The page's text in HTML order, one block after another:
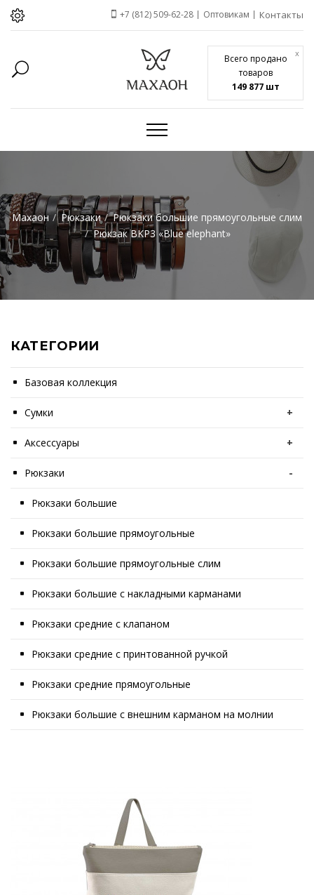
Всего продано
товаров
149 877 шт
x
+7 (812) 509-62-28 Оптовикам Контакты
Махаон Рюкзаки
Рюкзаки большие прямоугольные слим
Рюкзак BKP3 «Blue elephant»
КАТЕГОРИИ
Базовая коллекция
Сумки +
Аксессуары +
Рюкзаки -
Рюкзаки большие
Рюкзаки большие прямоугольные
Рюкзаки большие прямоугольные слим
Рюкзаки большие с накладными карманами
Рюкзаки средние с клапаном
Рюкзаки средние с принтованной ручкой
Рюкзаки средние прямоугольные
Рюкзаки большие с внешним карманом на молнии